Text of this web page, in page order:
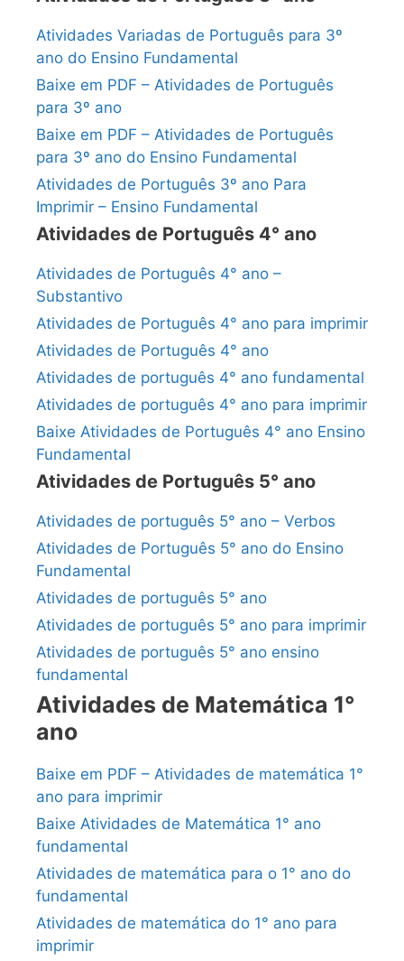
Atividades Variadas de Português para 3º
ano do Ensino Fundamental
Baixe em PDF – Atividades de Português
para 3º ano
Baixe em PDF – Atividades de Português
para 3º ano do Ensino Fundamental
Atividades de Português 3º ano Para
Imprimir – Ensino Fundamental
Atividades de Português 4° ano
Atividades de Português 4° ano –
Substantivo
Atividades de Português 4° ano para imprimir
Atividades de Português 4° ano
Atividades de português 4° ano fundamental
Atividades de português 4° ano para imprimir
Baixe Atividades de Português 4° ano Ensino
Fundamental
Atividades de Português 5° ano
Atividades de português 5° ano – Verbos
Atividades de Português 5° ano do Ensino
Fundamental
Atividades de português 5° ano
Atividades de português 5° ano para imprimir
Atividades de português 5° ano ensino
fundamental
Atividades de Matemática 1°
ano
Baixe em PDF – Atividades de matemática 1°
ano para imprimir
Baixe Atividades de Matemática 1° ano
fundamental
Atividades de matemática para o 1° ano do
fundamental
Atividades de matemática do 1° ano para
imprimir